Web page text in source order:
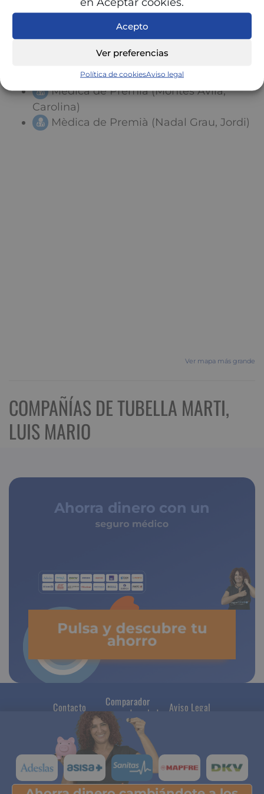
Acepto
Ver preferencias
Política de cookiesAviso legal
Mèdica de Premià (De los Ríos
Rodríguez, Luis A.)
Mèdica de Premià (Abougeib, Fawaz)
Mèdica de Premià (Morales Prieto,
Mèdica de Premià (Montes Ávila,
Carolina)
Mèdica de Premià (Nadal Grau, Jordi)
Ver mapa más grande
COMPAÑÍAS DE TUBELLA MARTI,
LUIS MARIO
Ahorra dinero con un
seguro médico
Pulsa y descubre tu
ahorro
Contacto
Comparador
seguros de salud
Aviso Legal